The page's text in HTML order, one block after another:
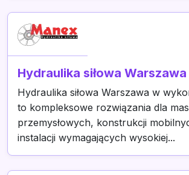
Hydraulika siłowa
Hydraulika siłowa Warszawa w
to kompleksowe rozwiązania dla
przemysłowych, konstrukcji
instalacji wymagających wysokiej...